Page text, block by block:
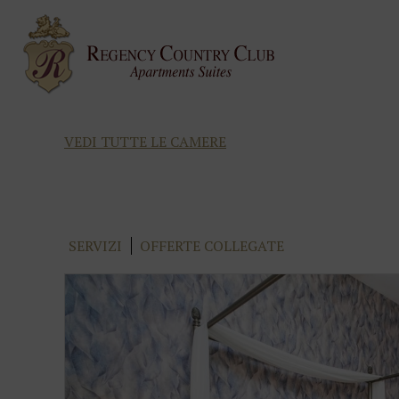
VEDI TUTTE LE CAMERE
SERVIZI OFFERTE COLLEGATE